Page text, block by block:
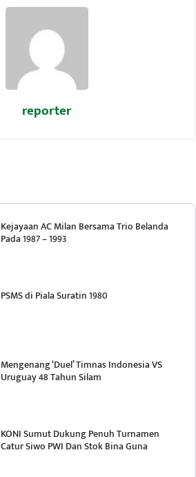
reporter
Kejayaan AC Milan Bersama Trio Belanda
Pada 1987 – 1993
PSMS di Piala Suratin 1980
Mengenang ‘Duel’ Timnas Indonesia VS
Uruguay 48 Tahun Silam
KONI Sumut Dukung Penuh Turnamen
Catur Siwo PWI Dan Stok Bina Guna